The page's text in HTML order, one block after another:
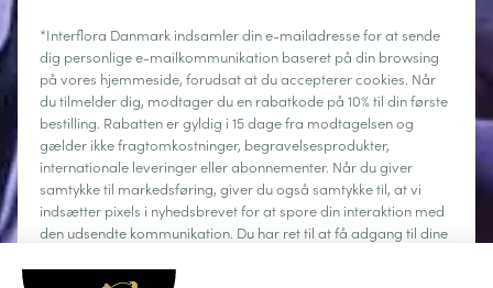
*Interflora Danmark indsamler din e-mailadresse for at sende
dig personlige e-mailkommunikation baseret på din browsing
på vores hjemmeside, forudsat at du accepterer cookies. Når
du tilmelder dig, modtager du en rabatkode på 10% til din første
bestilling. Rabatten er gyldig i 15 dage fra modtagelsen og
gælder ikke fragtomkostninger, begravelsesprodukter,
internationale leveringer eller abonnementer. Når du giver
samtykke til markedsføring, giver du også samtykke til, at vi
indsætter pixels i nyhedsbrevet for at spore din interaktion med
den udsendte kommunikation. Du har ret til at få adgang til dine
behandlingen og gøre brug af din ret til dataportabilitet. Du kan